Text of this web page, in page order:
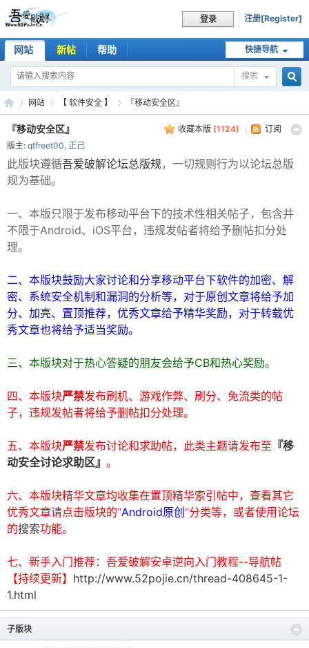
登录 注册[Register]
快捷导航
网站 新帖 帮助
搜索
吾
爱
»
网站
›
【 软件安全 】
›
『移动安全区』
收藏本版 (1124) 订阅
『移动安全区』
版主: qtfreet00, 正己
此版块遵循吾爱破解论坛总版规，一切规则行为以论坛总版
规为基础。
一、本版只限于发布移动平台下的技术性相关帖子，包含并
不限于Android、iOS平台，违规发帖者将给予删帖扣分处
理。
二、本版块鼓励大家讨论和分享移动平台下软件的加密、解
密、系统安全机制和漏洞的分析等，对于原创文章将给予加
分、加亮、置顶推荐，优秀文章给予精华奖励，对于转载优
秀文章也将给予适当奖励。
三、本版块对于热心答疑的朋友会给予CB和热心奖励。
四、本版块严禁发布刷机、游戏作弊、刷分、免流类的帖
子，违规发帖者将给予删帖扣分处理。
五、本版块严禁发布讨论和求助帖，此类主题请发布至 『移
动安全讨论求助区』 。
六、本版块精华文章均收集在置顶精华索引帖中，查看其它
优秀文章请点击版块的“Android原创 ”分类等，或者使用论坛
的搜索功能。
七、新手入门推荐：吾爱破解安卓逆向入门教程--导航帖
【持续更新】 http://www.52pojie.cn/thread-408645-1-
1.html
子版块